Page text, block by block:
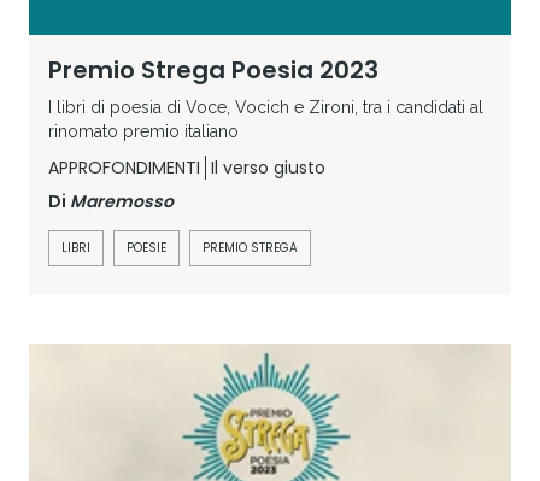
Premio Strega Poesia 2023
I libri di poesia di Voce, Vocich e Zironi, tra i candidati al
rinomato premio italiano
APPROFONDIMENTI Il verso giusto
Di Maremosso
LIBRI POESIE PREMIO STREGA